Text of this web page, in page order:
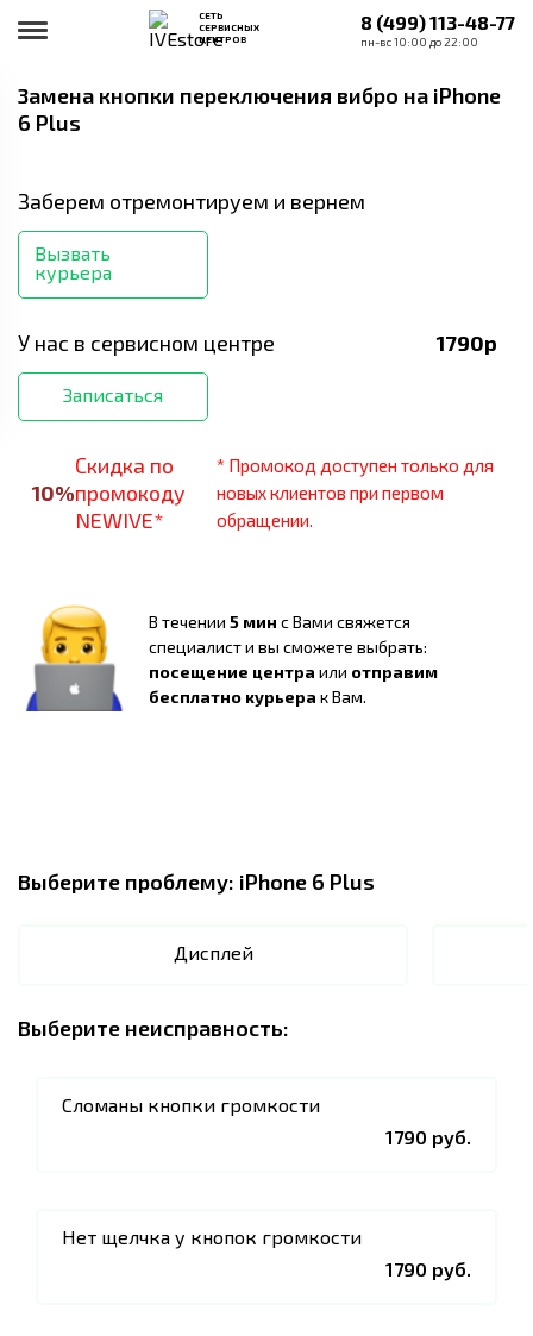
СЕТЬ
СЕРВИСНЫХ
ЦЕНТРОВ
8 (499) 113-48-77
пн-вс 10:00 до 22:00
Замена кнопки переключения вибро на iPhone
6 Plus
Заберем отремонтируем и вернем
Вызвать
курьера
У нас в сервисном центре 1790р
Записаться
10%
Скидка по
промокоду
NEWIVE*
* Промокод доступен только для
новых клиентов при первом
обращении.
В течении 5 мин с Вами свяжется
специалист и вы сможете выбрать:
посещение центра или отправим
бесплатно курьера к Вам.
Выберите проблему: iPhone 6 Plus
Дисплей
Выберите неисправность:
Сломаны кнопки громкости
1790 руб.
Нет щелчка у кнопок громкости
1790 руб.